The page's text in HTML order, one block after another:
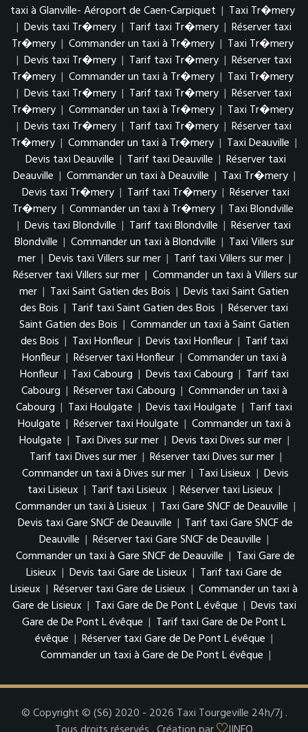
taxi à Glanville- Aéroport de Caen-Carpiquet | Taxi Tr�mery
| Devis taxi Tr�mery | Tarif taxi Tr�mery | Réserver taxi
Tr�mery | Commander un taxi à Tr�mery | Taxi Tr�mery
| Devis taxi Tr�mery | Tarif taxi Tr�mery | Réserver taxi
Tr�mery | Commander un taxi à Tr�mery | Taxi Tr�mery
| Devis taxi Tr�mery | Tarif taxi Tr�mery | Réserver taxi
Tr�mery | Commander un taxi à Tr�mery | Taxi Tr�mery
| Devis taxi Tr�mery | Tarif taxi Tr�mery | Réserver taxi
Tr�mery | Commander un taxi à Tr�mery | Taxi Deauville |
Devis taxi Deauville | Tarif taxi Deauville | Réserver taxi
Deauville | Commander un taxi à Deauville | Taxi Tr�mery |
Devis taxi Tr�mery | Tarif taxi Tr�mery | Réserver taxi
Tr�mery | Commander un taxi à Tr�mery | Taxi Blondville
| Devis taxi Blondville | Tarif taxi Blondville | Réserver taxi
Blondville | Commander un taxi à Blondville | Taxi Villers sur
mer | Devis taxi Villers sur mer | Tarif taxi Villers sur mer |
Réserver taxi Villers sur mer | Commander un taxi à Villers sur
mer | Taxi Saint Gatien des Bois | Devis taxi Saint Gatien
des Bois | Tarif taxi Saint Gatien des Bois | Réserver taxi
Saint Gatien des Bois | Commander un taxi à Saint Gatien
des Bois | Taxi Honfleur | Devis taxi Honfleur | Tarif taxi
Honfleur | Réserver taxi Honfleur | Commander un taxi à
Honfleur | Taxi Cabourg | Devis taxi Cabourg | Tarif taxi
Cabourg | Réserver taxi Cabourg | Commander un taxi à
Cabourg | Taxi Houlgate | Devis taxi Houlgate | Tarif taxi
Houlgate | Réserver taxi Houlgate | Commander un taxi à
Houlgate | Taxi Dives sur mer | Devis taxi Dives sur mer |
Tarif taxi Dives sur mer | Réserver taxi Dives sur mer |
Commander un taxi à Dives sur mer | Taxi Lisieux | Devis
taxi Lisieux | Tarif taxi Lisieux | Réserver taxi Lisieux |
Commander un taxi à Lisieux | Taxi Gare SNCF de Deauville |
Devis taxi Gare SNCF de Deauville | Tarif taxi Gare SNCF de
Deauville | Réserver taxi Gare SNCF de Deauville |
Commander un taxi à Gare SNCF de Deauville | Taxi Gare de
Lisieux | Devis taxi Gare de Lisieux | Tarif taxi Gare de
Lisieux | Réserver taxi Gare de Lisieux | Commander un taxi à
Gare de Lisieux | Taxi Gare de De Pont L évêque | Devis taxi
Gare de De Pont L évêque | Tarif taxi Gare de De Pont L
évêque | Réserver taxi Gare de De Pont L évêque |
Commander un taxi à Gare de De Pont L évêque |
© Copyright © (S6) 2020 - 2026 Taxi Tourgeville 24h/7j .